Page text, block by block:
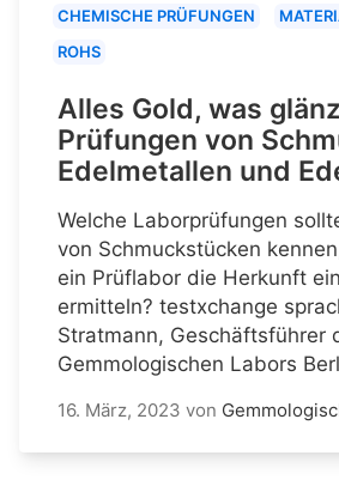
CHEMISCHE PRÜFUNGEN
ROHS
Alles Gold, was
Prüfungen von
Edelmetallen und
Welche Laborprüfungen
von Schmuckstücken
ein Prüflabor die Herkunft
ermitteln? testxchange
Stratmann, Geschäftsführer
Gemmologischen Labors
16. März, 2023 von